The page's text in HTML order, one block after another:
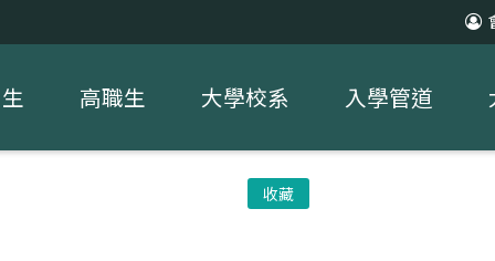
高職生 大學校系 入學管道
收藏